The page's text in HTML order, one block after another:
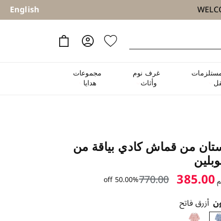
English
غرف نوم
وأثاث
مجموعات
هدايا
من قماش كادي بياقة من
385.00
770.00
50.00% off
أزرق فاتح